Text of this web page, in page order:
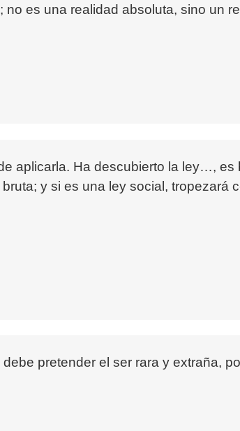
es una realidad absoluta, sino un
aplicarla. Ha descubierto la ley…, es
y si es una ley social, tropezará
pretender el ser rara y extraña,